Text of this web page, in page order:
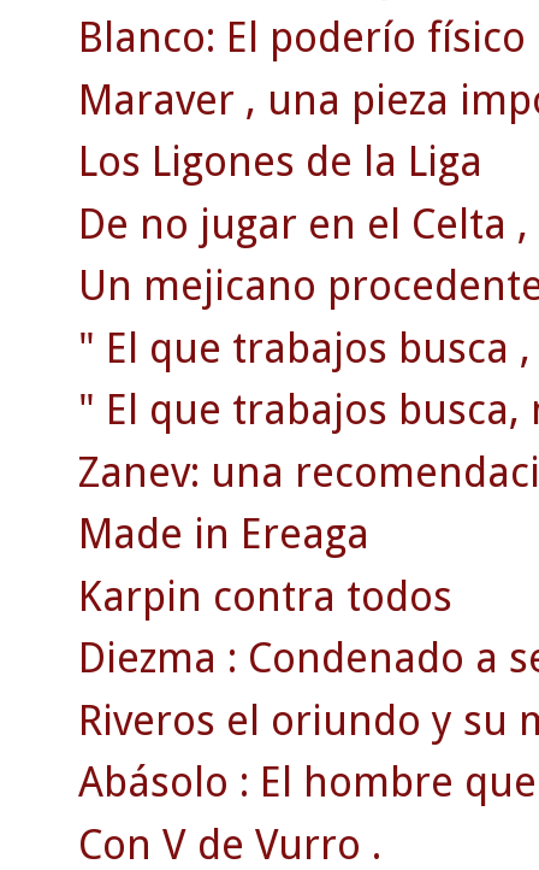
Blanco: El poderío
Maraver , una pieza
Los Ligones de la Liga
De no jugar en el Celta
Un mejicano
" El que trabajos busca
" El que trabajos
Zanev: una
Made in Ereaga
Karpin contra todos
Diezma : Condenado a
Riveros el oriundo y su
Abásolo : El hombre
Con V de Vurro .